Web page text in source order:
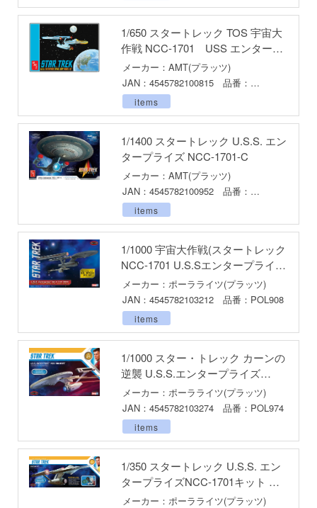
1/650 スタートレック TOS 宇宙大
作戦 NCC-1701 USS エンタープ
ライズ
メーカー：AMT(プラッツ)
JAN：4545782100815 品番：
AMT1296
items
1/1400 スタートレック U.S.S. エン
タープライズ NCC-1701-C
メーカー：AMT(プラッツ)
JAN：4545782100952 品番：
AMT1332
items
1/1000 宇宙大作戦(スタートレック
NCC-1701 U.S.Sエンタープライズ
宇宙の帝王Ver.
メーカー：ポーラライツ(プラッツ)
JAN：4545782103212 品番：POL908
items
1/1000 スター・トレック カーンの
逆襲 U.S.S.エンタープライズ
NCC-1701 改装型
メーカー：ポーラライツ(プラッツ)
JAN：4545782103274 品番：POL974
items
1/350 スタートレック U.S.S. エン
タープライズNCC-1701キット 用
ライティングキット
メーカー：ポーラライツ(プラッツ)
パトレイバー
GRIDMAN
ャージョウ
とりごと
ロボ
で割り切れない
鬼太郎